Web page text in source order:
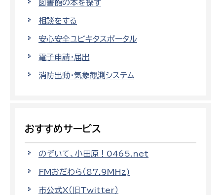
図書館の本を探す
相談をする
安心安全ユビキタスポータル
電子申請・届出
消防出動・気象観測システム
おすすめサービス
のぞいて、小田原！0465.net
FMおだわら（87.9MHz)
市公式X（旧Twitter）